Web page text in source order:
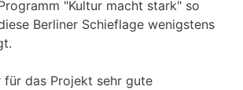
"Kultur macht stark" so
Berliner Schieflage wenigstens
für das Projekt sehr gute